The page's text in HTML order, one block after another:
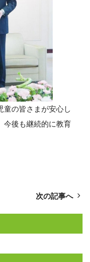
童の皆さまが安心し
今後も継続的に教育
次の記事へ